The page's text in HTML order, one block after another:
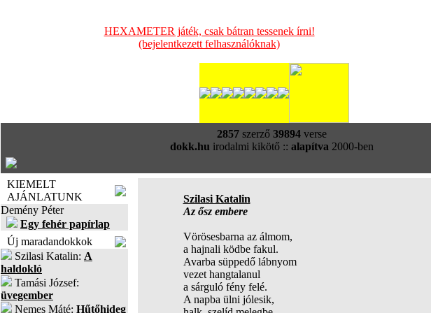
HEXAMETER játék, csak bátran tessenek írni!
(bejelentkezett felhasználóknak)
2857szerző 39894verse
dokk.hu irodalmi kikötő :: alapítva 2000-ben
KIEMELT
AJÁNLATUNK
Demény Péter
Egy fehér papírlap
Új maradandokkok
Szilasi Katalin: A
haldokló
Tamási József:
üvegember
Nemes Máté: Hűtőhideg
Szilasi Katalin
Az ősz embere
Vörösesbarna az álmom,
a hajnali ködbe fakul.
Avarba süppedő lábnyom
vezet hangtalanul
a sárguló fény felé.
A napba ülni jólesik,